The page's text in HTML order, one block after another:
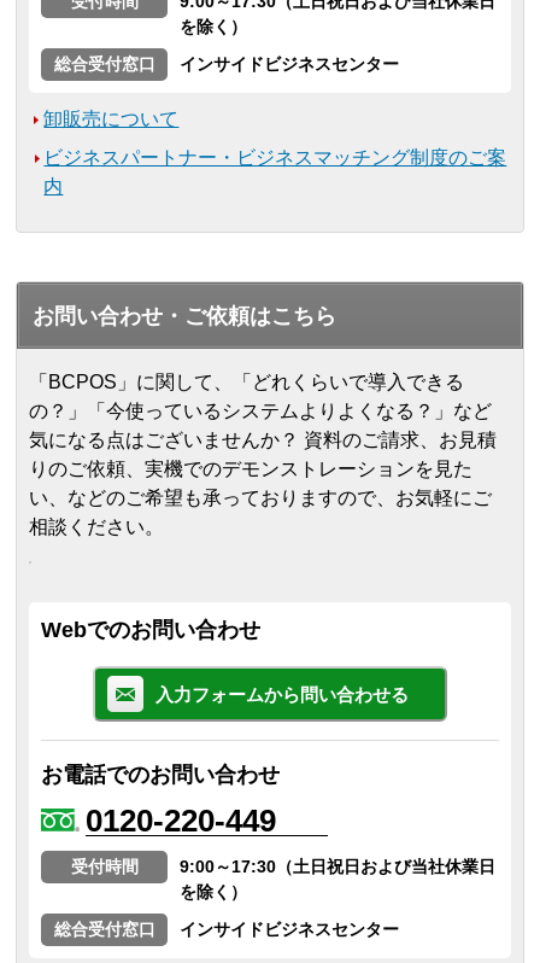
を除く）
総合受付窓口
インサイドビジネスセンター
卸販売について
ビジネスパートナー・ビジネスマッチング制度のご案
内
お問い合わせ・ご依頼はこちら
「BCPOS」に関して、「どれくらいで導入できる
の？」「今使っているシステムよりよくなる？」など
気になる点はございませんか？ 資料のご請求、お見積
りのご依頼、実機でのデモンストレーションを見た
い、などのご希望も承っておりますので、お気軽にご
相談ください。
Webでのお問い合わせ
入力フォームから問い合わせる
お電話でのお問い合わせ
0120-220-449
受付時間
9:00～17:30（土日祝日および当社休業日
を除く）
総合受付窓口
インサイドビジネスセンター